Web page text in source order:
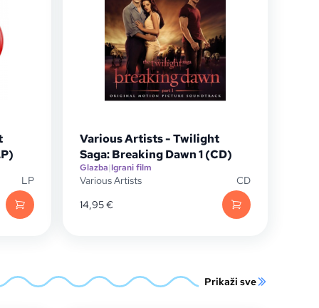
LP
Various Artists - Twilight
Saga: Breaking Dawn 1 (CD)
Glazba|Igrani film
Various Artists
CD
14,95€
Prikaži sve